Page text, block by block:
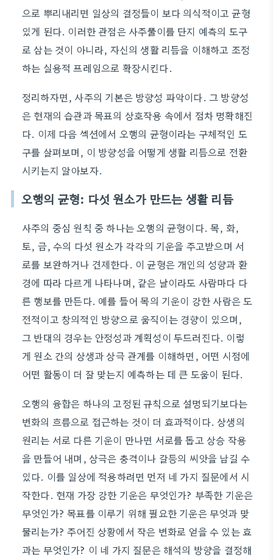
으로 뿌리내리면 일상의 결정들이 보다 의식적이고 균형
있게 된다. 이러한 관점은 사주풀이를 단지 예측의 도구
로 삼는 것이 아니라, 자신의 생활 리듬을 이해하고 조정
하는 실용적 프레임으로 확장시킨다.
정리하자면, 사주의 기본은 방향성 파악이다. 그 방향성
은 현재의 습관과 목표의 상호작용 속에서 점차 명확해진
다. 이제 다음 섹션에서 오행의 균형이라는 구체적인 도
구를 살펴보며, 이 방향성을 어떻게 생활 리듬으로 전환
시키는지 알아보자.
오행의 균형: 다섯 원소가 만드는 생활 리듬
사주의 중심 원칙 중 하나는 오행의 균형이다. 목, 화,
토, 금, 수의 다섯 원소가 각각의 기운을 주고받으며 서
로를 보완하거나 견제한다. 이 균형은 개인의 성향과 환
경에 따라 다르게 나타나며, 같은 날이라도 사람마다 다
른 행보를 만든다. 예를 들어 목의 기운이 강한 사람은 도
전적이고 창의적인 방향으로 움직이는 경향이 있으며,
그 반대의 경우는 안정성과 계획성이 두드러진다. 이렇
게 원소 간의 상생과 상극 관계를 이해하면, 어떤 시점에
어떤 활동이 더 잘 맞는지 예측하는 데 큰 도움이 된다.
오행의 융합은 하나의 고정된 규칙으로 설명되기보다는
변화의 흐름으로 접근하는 것이 더 효과적이다. 상생의
원리는 서로 다른 기운이 만나면 서로를 돕고 상승 작용
을 만들어 내며, 상극은 충격이나 갈등의 씨앗을 남길 수
있다. 이를 일상에 적용하려면 먼저 네 가지 질문에서 시
작한다. 현재 가장 강한 기운은 무엇인가? 부족한 기운은
무엇인가? 목표를 이루기 위해 필요한 기운은 무엇과 맞
물리는가? 주어진 상황에서 작은 변화로 얻을 수 있는 효
과는 무엇인가? 이 네 가지 질문은 해석의 방향을 결정해